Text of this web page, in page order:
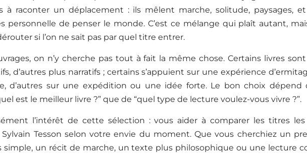
à raconter un déplacement : ils mêlent marche, solitude, paysages,
personnelle de penser le monde. C’est ce mélange qui plaît autant,
si l’on ne sait pas par quel titre entrer.
on n’y cherche pas tout à fait la même chose. Certains livres
d’autres plus narratifs ; certains s’appuient sur une expérience
d’autres sur une expédition ou une idée forte. Le bon choix dépend
est le meilleur livre ?” que de “quel type de lecture voulez-vous vivre ?”.
l’intérêt de cette sélection : vous aider à comparer les titres
Tesson selon votre envie du moment. Que vous cherchiez un
simple, un récit de marche, un texte plus philosophique ou une lecture